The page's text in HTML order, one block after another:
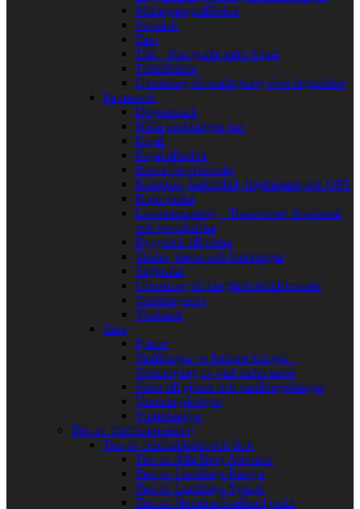
Matlagningstillbehör
Sovsäck
Tarp
Tält – Stor guide inför köpet
Tälttillbehör
Utrustning till matlagning över lägerelden
På marsch
Dagstursäck
Hålla packningen torr
Kajak
Kajaktillbehör
Kartor för friluftsliv
Kompass, kartfodral, höjdmätare och GPS
Köpa pulka
Lavinutrustning – Transceiver, lavinsond
och reccobricka
Ryggsäck till tälttur
Skidor, stavar och bindningar
Stighudar
Utrustning till långfärdsskridskoturer
Vandringsstav
Vindsäck
Skor
Pjäxor
Skalkängor vs fodrade kängor –
Genomgång av vad andra anser
Sulor till pjäxor och vandringskängor
Vandringskängor
Vinterkängor
Test av friluftsutrustning
Test av friluftskläder och skor
Test av Alfa Berg Advance
Test av Lundhags Ranger
Test av Lundhags Syncro
Test av Norrøna Svalbard jacka